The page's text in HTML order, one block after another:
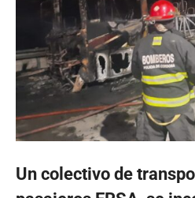
Un colectivo de